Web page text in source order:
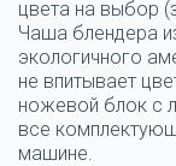
цвета на выбор
Чаша блендера
экологичного
не впитывает
ножевой блок с
все
машине.